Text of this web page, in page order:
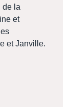
de la
et
et Janville.